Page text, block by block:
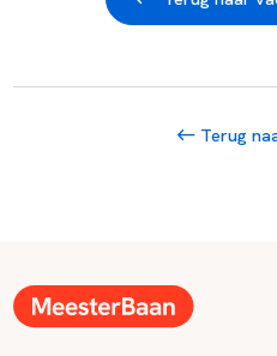
Terug